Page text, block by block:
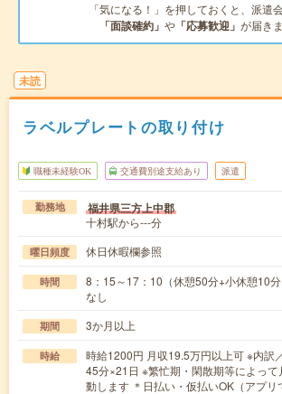
「気になる！」を押しておくと、派遣
「面談確約」 や 「応募歓迎」 が届き
未読
ラベルプレートの取り付け
職種未経験OK 交通費別途支給あり 派遣
勤務地 福井県三方上中郡
十村駅から---分
曜日頻度 休日休暇欄参照
時間
8：15～17：10（休憩50分+小休憩10
なし
期間 3か月以上
時給
時給1200円 月収19.5万円以上可 ※内訳
45分×21日 ※繁忙期・閑散期等によっ
動します ＊日払い・仮払いOK（アプリ